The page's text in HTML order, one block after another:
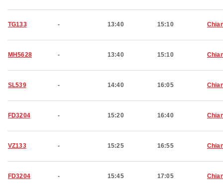
TG133 - 13:40 15:10
MH5628 - 13:40 15:10
SL539 - 14:40 16:05
FD3204 - 15:20 16:40
VZ133 - 15:25 16:55
FD3204 - 15:45 17:05